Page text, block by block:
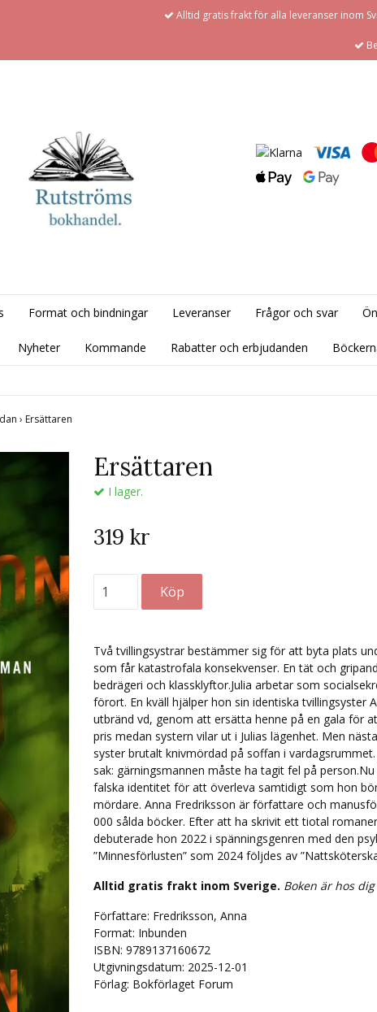
Alltid gratis frakt för alla leveranser inom
Format och bindningar Leveranser Frågor och svar
Nyheter Kommande Rabatter och erbjudanden
› Ersättaren
Ersättaren
I lager.
319 kr
Två tvillingsystrar bestämmer sig för att byta plats
som får katastrofala konsekvenser. En tät och
bedrägeri och klassklyftor.Julia arbetar som
förort. En kväll hjälper hon sin identiska tvillingsyster
utbränd vd, genom att ersätta henne på en gala för
pris medan systern vilar ut i Julias lägenhet. Men
syster brutalt knivmördad på soffan i
sak: gärningsmannen måste ha tagit fel på person.Nu
falska identitet för att överleva samtidigt som hon
mördare. Anna Fredriksson är författare och
000 sålda böcker. Efter att ha skrivit ett tiotal
debuterade hon 2022 i spänningsgenren med den
”Minnesförlusten” som 2024 följdes av
Alltid gratis frakt inom Sverige. Boken är hos
Författare: Fredriksson, Anna
Format: Inbunden
ISBN: 9789137160672
Utgivningsdatum: 2025-12-01
Förlag: Bokförlaget Forum